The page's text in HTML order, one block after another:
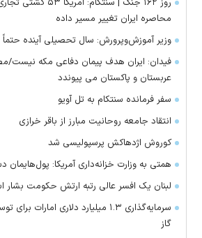
روز ۱۶۲ جنگ | سنتکام:
محاصره ایران تغییر مسیر داده
وزیر آموزش‌وپرورش: سال تحصیلی آینده
فیدان: ایران هدف پیمان دفاعی مکه نیست/
عربستان و پاکستان می پیوندد
سفر فرمانده سنتکام به تل آویو
انتقاد جامعه روحانیت مبارز از باقر خرازی
کوروش اژدهاکش پرسپولیسی شد
همتی به وزارت خزانه‌داری آمریکا:
لبنان یک افسر عالی رتبه ارتش حکومت بشار
سرمایه‌گذاری ۱.۳ میلیارد دلاری
گاز